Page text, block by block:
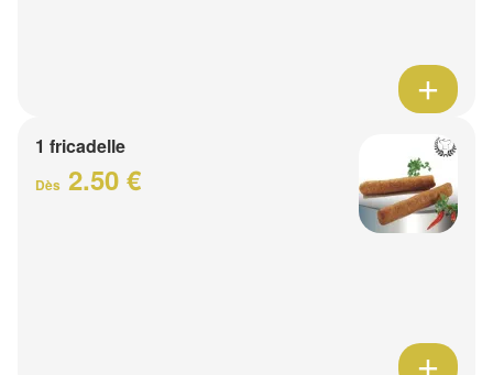
1 fricadelle
Dès 2.50 €